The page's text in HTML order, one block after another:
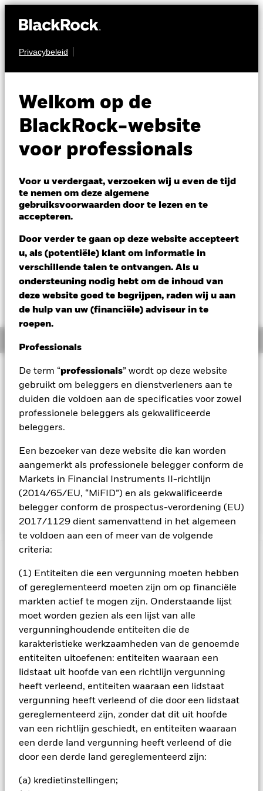
Privacybeleid
Welkom op de
BlackRock-website
voor professionals
Voor u verdergaat, verzoeken wij u even de tijd
te nemen om deze algemene
gebruiksvoorwaarden door te lezen en te
accepteren.
Door verder te gaan op deze website accepteert
u, als (potentiële) klant om informatie in
verschillende talen te ontvangen. Als u
ondersteuning nodig hebt om de inhoud van
deze website goed te begrijpen, raden wij u aan
de hulp van uw (financiële) adviseur in te
roepen.
Professionals
De term “professionals” wordt op deze website
gebruikt om beleggers en dienstverleners aan te
duiden die voldoen aan de specificaties voor zowel
professionele beleggers als gekwalificeerde
beleggers.
Een bezoeker van deze website die kan worden
aangemerkt als professionele belegger conform de
Markets in Financial Instruments II-richtlijn
(2014/65/EU, “MiFID”) en als gekwalificeerde
belegger conform de prospectus-verordening (EU)
2017/1129 dient samenvattend in het algemeen
te voldoen aan een of meer van de volgende
criteria:
(1) Entiteiten die een vergunning moeten hebben
of gereglementeerd moeten zijn om op financiële
markten actief te mogen zijn. Onderstaande lijst
moet worden gezien als een lijst van alle
vergunninghoudende entiteiten die de
karakteristieke werkzaamheden van de genoemde
entiteiten uitoefenen: entiteiten waaraan een
lidstaat uit hoofde van een richtlijn vergunning
heeft verleend, entiteiten waaraan een lidstaat
vergunning heeft verleend of die door een lidstaat
gereglementeerd zijn, zonder dat dit uit hoofde
van een richtlijn geschiedt, en entiteiten waaraan
een derde land vergunning heeft verleend of die
door een derde land gereglementeerd zijn:
(a) kredietinstellingen;
OBLIGATIES
Bond Fund
NAV per 07/aug/2026
SEK 101,46
Verandering NAV 1 dag per 07/aug/2026
SEK 0,04 (0,04%)
Overzicht
Beleggingsdoel
Het Fonds streeft naar een maximaal rendement op uw
belegging via een combinatie van kapitaalgroei en
opbrengsten uit de activa van het Fonds. Het Fonds belegt
ten minste 70% van zijn totale vermogen wereldwijd in
geldmarktinstrumenten. Ten minste 70% van de totale activa
investment grade zijn ten tijde van de aankoop. Het Fonds
kan in het kader van zijn beleggingsstrategie gebruik maken
van derivaten. Hierdoor kan het algemene risicoprofiel van
het Fonds toenemen.
het rendement van beleggingen kunnen dalen en stijgen, en
zijn niet gegarandeerd. Beleggers verliezen mogelijk hun
oorspronkelijke inleg.
Het fonds belegt voor een groot deel in effecten die
genoteerd zijn in een vreemde valuta; schommelingen van de
betreffende valutakoersen zullen invloed hebben op de
met obligaties uitgegeven of gegarandeerd door overheden
een groter risico bestaat tot niet-nakoming door de
onderneming van terugbetaling van het kapitaal verstrekt
aan de onderneming en de opeisbare rentebetalingen. Het
of staatobligaties die een vaste of variabele rente (ook wel
'coupon' genaamd) uitkeren en vergelijkbaar functioneren als
een lening. Daarom staan deze effecten blootgesteld aan
gehouden effecten beïnvloedt. De fondsen kunnen beleggen